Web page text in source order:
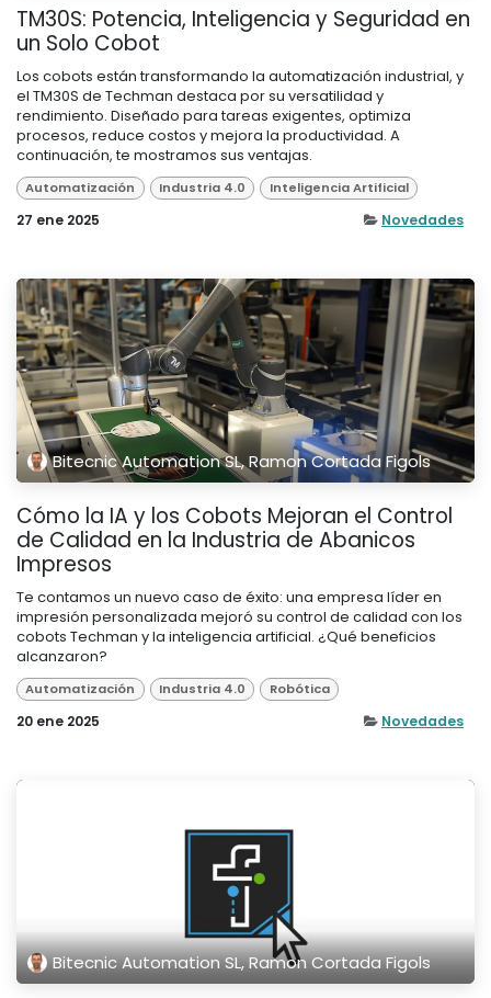
TM30S: Potencia, Inteligencia y Seguridad en
un Solo Cobot
Los cobots están transformando la automatización industrial, y
el TM30S de Techman destaca por su versatilidad y
rendimiento. Diseñado para tareas exigentes, optimiza
procesos, reduce costos y mejora la productividad. A
continuación, te mostramos sus ventajas.
Automatización Industria 4.0 Inteligencia Artificial
27 ene 2025 Novedades
Bitecnic Automation SL, Ramon Cortada Figols
Cómo la IA y los Cobots Mejoran el Control
de Calidad en la Industria de Abanicos
Impresos
Te contamos un nuevo caso de éxito: una empresa líder en
impresión personalizada mejoró su control de calidad con los
cobots Techman y la inteligencia artificial. ¿Qué beneficios
alcanzaron?
Automatización Industria 4.0 Robótica
20 ene 2025 Novedades
Bitecnic Automation SL, Ramon Cortada Figols